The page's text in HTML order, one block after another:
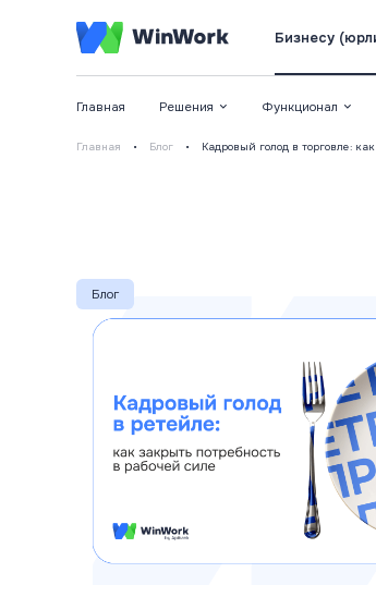
Бизнесу
Главная Решения Функционал
Главная • Блог • Кадровый голод в торговле:
Блог